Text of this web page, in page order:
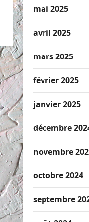
mai 2025
avril 2025
mars 2025
février 2025
janvier 2025
décembre
novembre
octobre 2024
septembre